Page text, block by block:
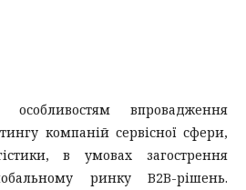
особливостям впровадження
компаній сервісної сфери,
в умовах загострення
ринку B2B-рішень.